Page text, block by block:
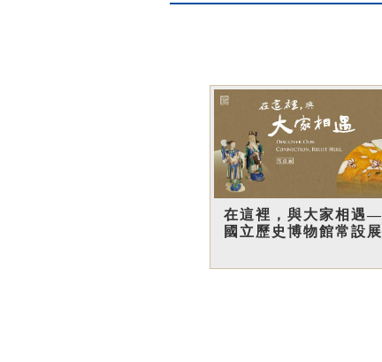
在這裡，與大家相遇—
國立歷史博物館常設展